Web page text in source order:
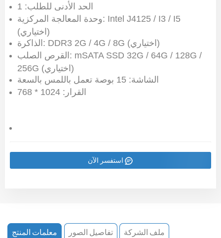
الحد الأدنى للطلب: 1
وحدة المعالجة المركزية: Intel J4125 / I3 / I5
(اختياري)
الذاكرة: DDR3 2G / 4G / 8G (اختياري)
القرص الصلب: mSATA SSD 32G / 64G / 128G /
256G (اختياري)
الشاشة: 15 بوصة تعمل باللمس بالسعة
القرار: 1024 * 768
استفسر الآن
معلمات المنتج تفاصيل الصور
ملف الشركة